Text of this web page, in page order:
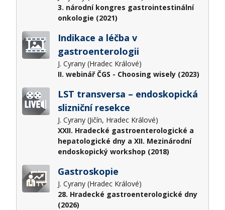
3. národní kongres gastrointestinální
onkologie (2021)
Indikace a léčba v
gastroenterologii
J. Cyrany (Hradec Králové)
II. webinář ČGS - Choosing wisely (2023)
LST transversa – endoskopická
slizniční resekce
J. Cyrany (Jičín, Hradec Králové)
XXII. Hradecké gastroenterologické a
hepatologické dny a XII. Mezinárodní
endoskopický workshop (2018)
Gastroskopie
J. Cyrany (Hradec Králové)
28. Hradecké gastroenterologické dny
(2026)